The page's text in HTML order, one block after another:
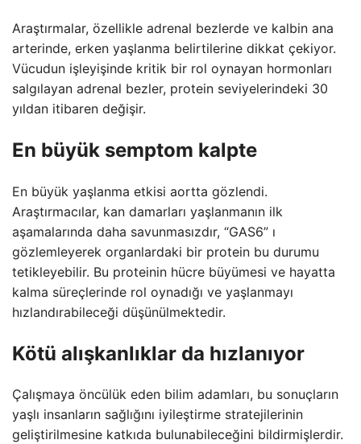
Araştırmalar, özellikle adrenal bezlerde ve kalbin ana
arterinde, erken yaşlanma belirtilerine dikkat çekiyor.
Vücudun işleyişinde kritik bir rol oynayan hormonları
salgılayan adrenal bezler, protein seviyelerindeki 30
yıldan itibaren değişir.
En büyük semptom kalpte
En büyük yaşlanma etkisi aortta gözlendi.
Araştırmacılar, kan damarları yaşlanmanın ilk
aşamalarında daha savunmasızdır, “GAS6” ı
gözlemleyerek organlardaki bir protein bu durumu
tetikleyebilir. Bu proteinin hücre büyümesi ve hayatta
kalma süreçlerinde rol oynadığı ve yaşlanmayı
hızlandırabileceği düşünülmektedir.
Kötü alışkanlıklar da hızlanıyor
Çalışmaya öncülük eden bilim adamları, bu sonuçların
yaşlı insanların sağlığını iyileştirme stratejilerinin
geliştirilmesine katkıda bulunabileceğini bildirmişlerdir.